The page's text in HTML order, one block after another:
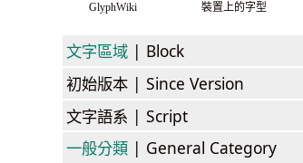
GlyphWiki 裝置上的字型
文字區域 | Block
初始版本 | Since Version
文字語系 | Script
一般分類 | General Category